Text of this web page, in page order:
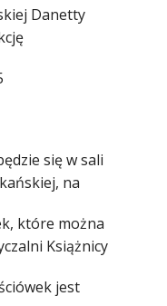
Danetty
się w sali
na
które można
Książnicy
jest